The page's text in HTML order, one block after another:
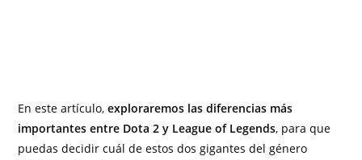
En este artículo, exploraremos las diferencias más
importantes entre Dota 2 y League of Legends, para que
puedas decidir cuál de estos dos gigantes del género